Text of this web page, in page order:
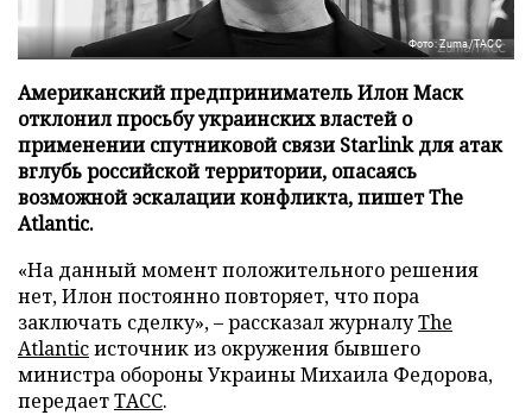
Фото: Zuma/ТАСС
Американский предприниматель Илон Маск
отклонил просьбу украинских властей о
применении спутниковой связи Starlink для атак
вглубь российской территории, опасаясь
возможной эскалации конфликта, пишет The
Atlantic.
«На данный момент положительного решения
нет, Илон постоянно повторяет, что пора
заключать сделку», – рассказал журналуThe
Atlanticисточник из окружения бывшего
министра обороны Украины Михаила Федорова,
передаетТАСС.